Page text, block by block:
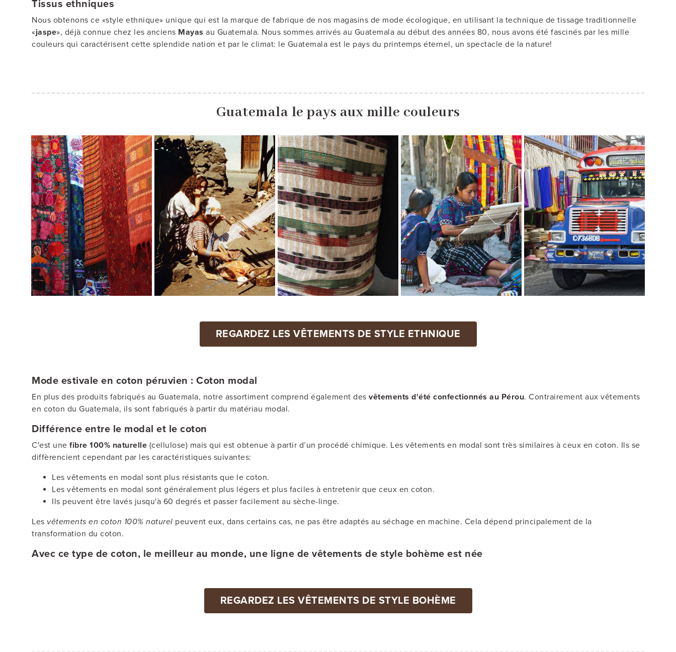
Tissus ethniques
Nous obtenons ce «style ethnique» unique qui est la marque de fabrique de nos magasins de mode écologique, en utilisant la technique de tissage traditionnelle
«jaspe», déjà connue chez les anciens Mayas au Guatemala. Nous sommes arrivés au Guatemala au début des années 80, nous avons été fascinés par les mille
couleurs qui caractérisent cette splendide nation et par le climat: le Guatemala est le pays du printemps éternel, un spectacle de la nature!
Guatemala le pays aux mille couleurs
REGARDEZ LES VÊTEMENTS DE STYLE ETHNIQUE
Mode estivale en coton péruvien : Coton modal
En plus des produits fabriqués au Guatemala, notre assortiment comprend également des vêtements d'été confectionnés au Pérou. Contrairement aux vêtements
en coton du Guatemala, ils sont fabriqués à partir du matériau modal.
Différence entre le modal et le coton
C'est une fibre 100% naturelle (cellulose) mais qui est obtenue à partir d’un procédé chimique. Les vêtements en modal sont très similaires à ceux en coton. Ils se
diffèrencient cependant par les caractéristiques suivantes:
Les vêtements en modal sont plus résistants que le coton.
Les vêtements en modal sont généralement plus légers et plus faciles à entretenir que ceux en coton.
Ils peuvent être lavés jusqu'à 60 degrés et passer facilement au sèche-linge.
Les vêtements en coton 100% naturel peuvent eux, dans certains cas, ne pas être adaptés au séchage en machine. Cela dépend principalement de la
transformation du coton.
Avec ce type de coton, le meilleur au monde, une ligne de vêtements de style bohème est née
REGARDEZ LES VÊTEMENTS DE STYLE BOHÈME